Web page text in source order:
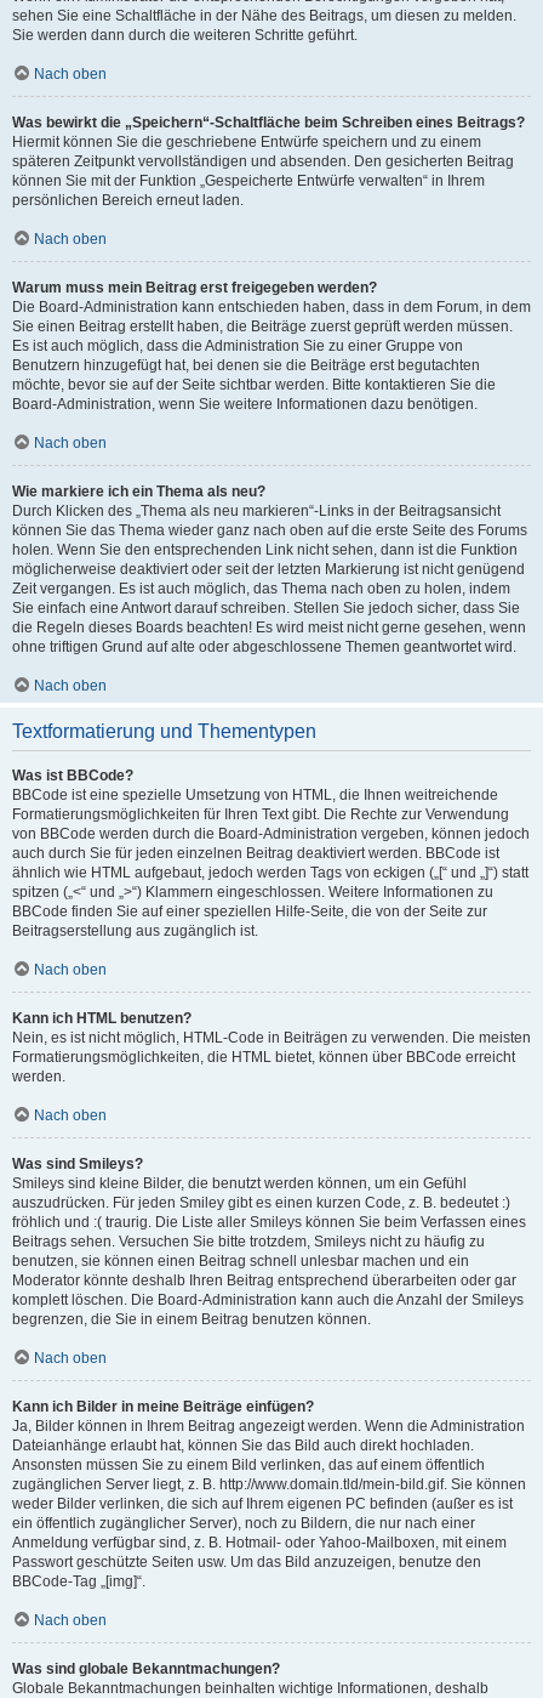
sehen Sie eine Schaltfläche in der Nähe des Beitrags, um diesen zu melden.
Sie werden dann durch die weiteren Schritte geführt.
Nach oben
Was bewirkt die „Speichern“-Schaltfläche beim Schreiben eines Beitrags?
Hiermit können Sie die geschriebene Entwürfe speichern und zu einem
späteren Zeitpunkt vervollständigen und absenden. Den gesicherten Beitrag
können Sie mit der Funktion „Gespeicherte Entwürfe verwalten“ in Ihrem
persönlichen Bereich erneut laden.
Nach oben
Warum muss mein Beitrag erst freigegeben werden?
Die Board-Administration kann entschieden haben, dass in dem Forum, in dem
Sie einen Beitrag erstellt haben, die Beiträge zuerst geprüft werden müssen.
Es ist auch möglich, dass die Administration Sie zu einer Gruppe von
Benutzern hinzugefügt hat, bei denen sie die Beiträge erst begutachten
möchte, bevor sie auf der Seite sichtbar werden. Bitte kontaktieren Sie die
Board-Administration, wenn Sie weitere Informationen dazu benötigen.
Nach oben
Wie markiere ich ein Thema als neu?
Durch Klicken des „Thema als neu markieren“-Links in der Beitragsansicht
können Sie das Thema wieder ganz nach oben auf die erste Seite des Forums
holen. Wenn Sie den entsprechenden Link nicht sehen, dann ist die Funktion
möglicherweise deaktiviert oder seit der letzten Markierung ist nicht genügend
Zeit vergangen. Es ist auch möglich, das Thema nach oben zu holen, indem
Sie einfach eine Antwort darauf schreiben. Stellen Sie jedoch sicher, dass Sie
die Regeln dieses Boards beachten! Es wird meist nicht gerne gesehen, wenn
ohne triftigen Grund auf alte oder abgeschlossene Themen geantwortet wird.
Nach oben
Textformatierung und Thementypen
Was ist BBCode?
BBCode ist eine spezielle Umsetzung von HTML, die Ihnen weitreichende
Formatierungsmöglichkeiten für Ihren Text gibt. Die Rechte zur Verwendung
von BBCode werden durch die Board-Administration vergeben, können jedoch
auch durch Sie für jeden einzelnen Beitrag deaktiviert werden. BBCode ist
ähnlich wie HTML aufgebaut, jedoch werden Tags von eckigen („[“ und „]“) statt
spitzen („<“ und „>“) Klammern eingeschlossen. Weitere Informationen zu
BBCode finden Sie auf einer speziellen Hilfe-Seite, die von der Seite zur
Beitragserstellung aus zugänglich ist.
Nach oben
Kann ich HTML benutzen?
Nein, es ist nicht möglich, HTML-Code in Beiträgen zu verwenden. Die meisten
Formatierungsmöglichkeiten, die HTML bietet, können über BBCode erreicht
werden.
Nach oben
Was sind Smileys?
Smileys sind kleine Bilder, die benutzt werden können, um ein Gefühl
auszudrücken. Für jeden Smiley gibt es einen kurzen Code, z. B. bedeutet :)
fröhlich und :( traurig. Die Liste aller Smileys können Sie beim Verfassen eines
Beitrags sehen. Versuchen Sie bitte trotzdem, Smileys nicht zu häufig zu
benutzen, sie können einen Beitrag schnell unlesbar machen und ein
Moderator könnte deshalb Ihren Beitrag entsprechend überarbeiten oder gar
komplett löschen. Die Board-Administration kann auch die Anzahl der Smileys
begrenzen, die Sie in einem Beitrag benutzen können.
Nach oben
Kann ich Bilder in meine Beiträge einfügen?
Ja, Bilder können in Ihrem Beitrag angezeigt werden. Wenn die Administration
Dateianhänge erlaubt hat, können Sie das Bild auch direkt hochladen.
Ansonsten müssen Sie zu einem Bild verlinken, das auf einem öffentlich
zugänglichen Server liegt, z. B. http://www.domain.tld/mein-bild.gif. Sie können
weder Bilder verlinken, die sich auf Ihrem eigenen PC befinden (außer es ist
ein öffentlich zugänglicher Server), noch zu Bildern, die nur nach einer
Anmeldung verfügbar sind, z. B. Hotmail- oder Yahoo-Mailboxen, mit einem
Passwort geschützte Seiten usw. Um das Bild anzuzeigen, benutze den
BBCode-Tag „[img]“.
Nach oben
Was sind globale Bekanntmachungen?
Globale Bekanntmachungen beinhalten wichtige Informationen, deshalb